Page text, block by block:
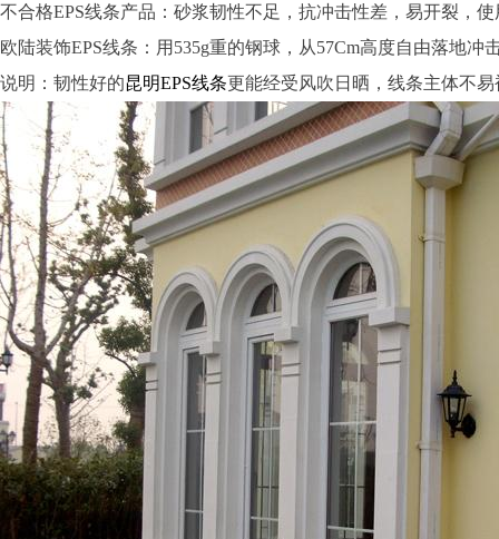
不合格EPS线条产品：砂浆韧性不足，抗冲击性差，易开裂，
欧陆装饰EPS线条：用535g重的钢球，从57Cm高度自由落地
说明：韧性好的昆明EPS线条更能经受风吹日晒，线条主体不